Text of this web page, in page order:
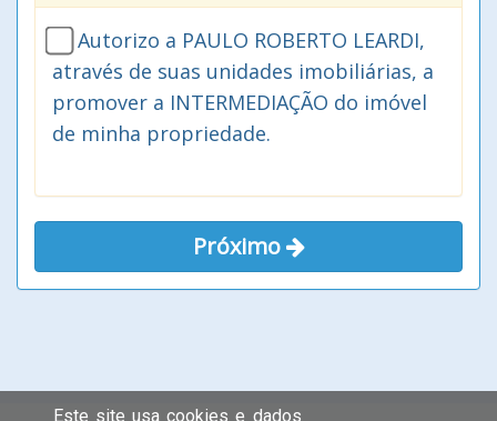
Autorizo a PAULO ROBERTO LEARDI,
através de suas unidades imobiliárias, a
promover a INTERMEDIAÇÃO do imóvel
de minha propriedade.
Próximo
Este site usa cookies e dados